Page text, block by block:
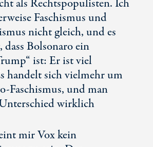
als Rechtspopulisten. Ich
Faschismus und
nicht gleich, und es
Bolsonaro ein
ist: Er ist viel
handelt sich vielmehr um
Faschismus, und man
wirklich
mir Vox kein